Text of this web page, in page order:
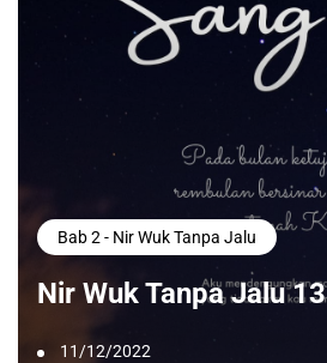
Bab 2 - Nir Wuk Tanpa Jalu
Nir Wuk Tanpa Jalu 13
11/12/2022